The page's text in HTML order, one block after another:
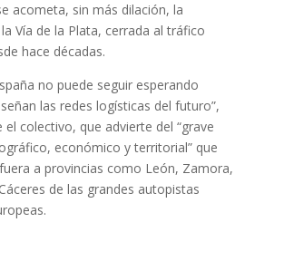
acometa, sin más dilación, la
Vía de la Plata, cerrada al tráfico
hace décadas.
no puede seguir esperando
las redes logísticas del futuro”,
el colectivo, que advierte del “grave
económico y territorial” que
a provincias como León, Zamora,
de las grandes autopistas